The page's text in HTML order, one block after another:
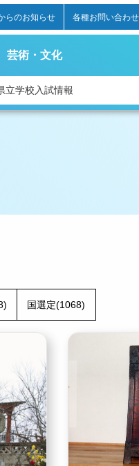
らのお知らせ 各種お問い合わ
芸術・文化
立学校入試情報
国選定(1068)